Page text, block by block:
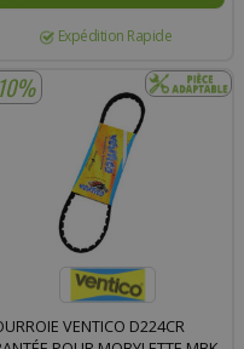
Expédition Rapide
VENTICO D224CR